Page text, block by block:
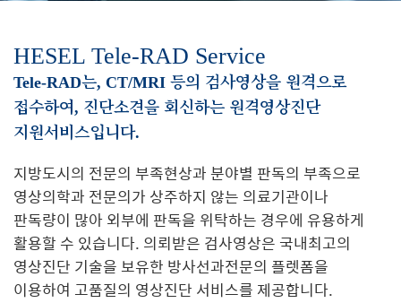
HESEL Tele-RAD Service
Tele-RAD는, CT/MRI 등의 검사영상을 원격으로
접수하여, 진단소견을 회신하는 원격영상진단
지원서비스입니다.
지방도시의 전문의 부족현상과 분야별 판독의 부족으로
영상의학과 전문의가 상주하지 않는 의료기관이나
판독량이 많아 외부에 판독을 위탁하는 경우에 유용하게
활용할 수 있습니다. 의뢰받은 검사영상은 국내최고의
영상진단 기술을 보유한 방사선과전문의 플렛폼을
이용하여 고품질의 영상진단 서비스를 제공합니다.